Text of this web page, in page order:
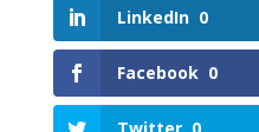
LinkedIn 0
Facebook 0